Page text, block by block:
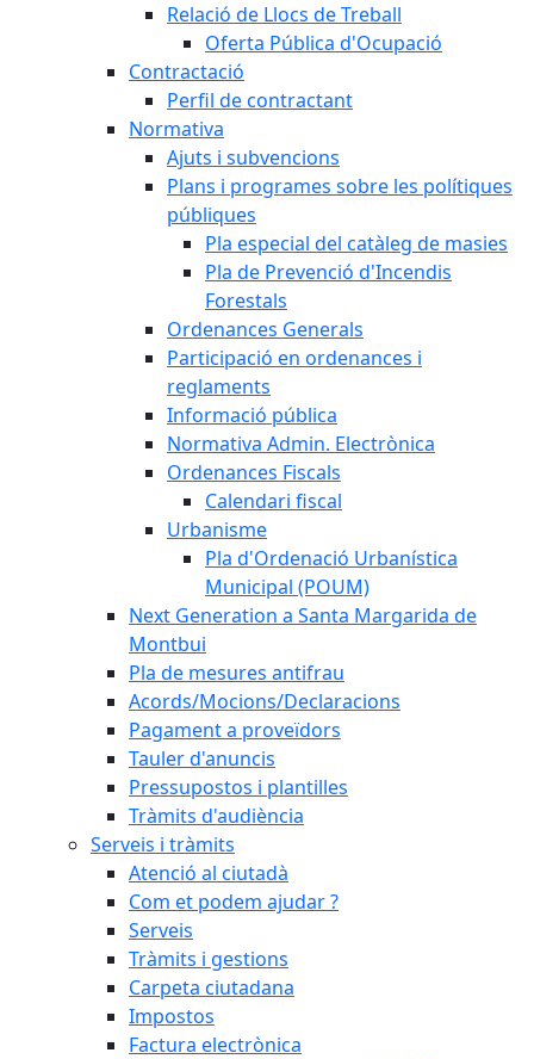
Relació de Llocs de Treball
Oferta Pública d'Ocupació
Contractació
Perfil de contractant
Normativa
Ajuts i subvencions
Plans i programes sobre les polítiques
públiques
Pla especial del catàleg de masies
Pla de Prevenció d'Incendis
Forestals
Ordenances Generals
Participació en ordenances i
reglaments
Informació pública
Normativa Admin. Electrònica
Ordenances Fiscals
Calendari fiscal
Urbanisme
Pla d'Ordenació Urbanística
Municipal (POUM)
Next Generation a Santa Margarida de
Montbui
Pla de mesures antifrau
Acords/Mocions/Declaracions
Pagament a proveïdors
Tauler d'anuncis
Pressupostos i plantilles
Tràmits d'audiència
Serveis i tràmits
Atenció al ciutadà
Com et podem ajudar ?
Serveis
Tràmits i gestions
Carpeta ciutadana
Impostos
Factura electrònica